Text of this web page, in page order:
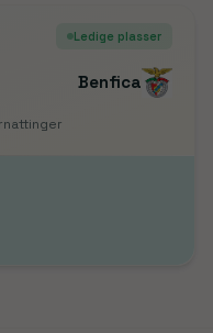
Ledige plasser
Benfica